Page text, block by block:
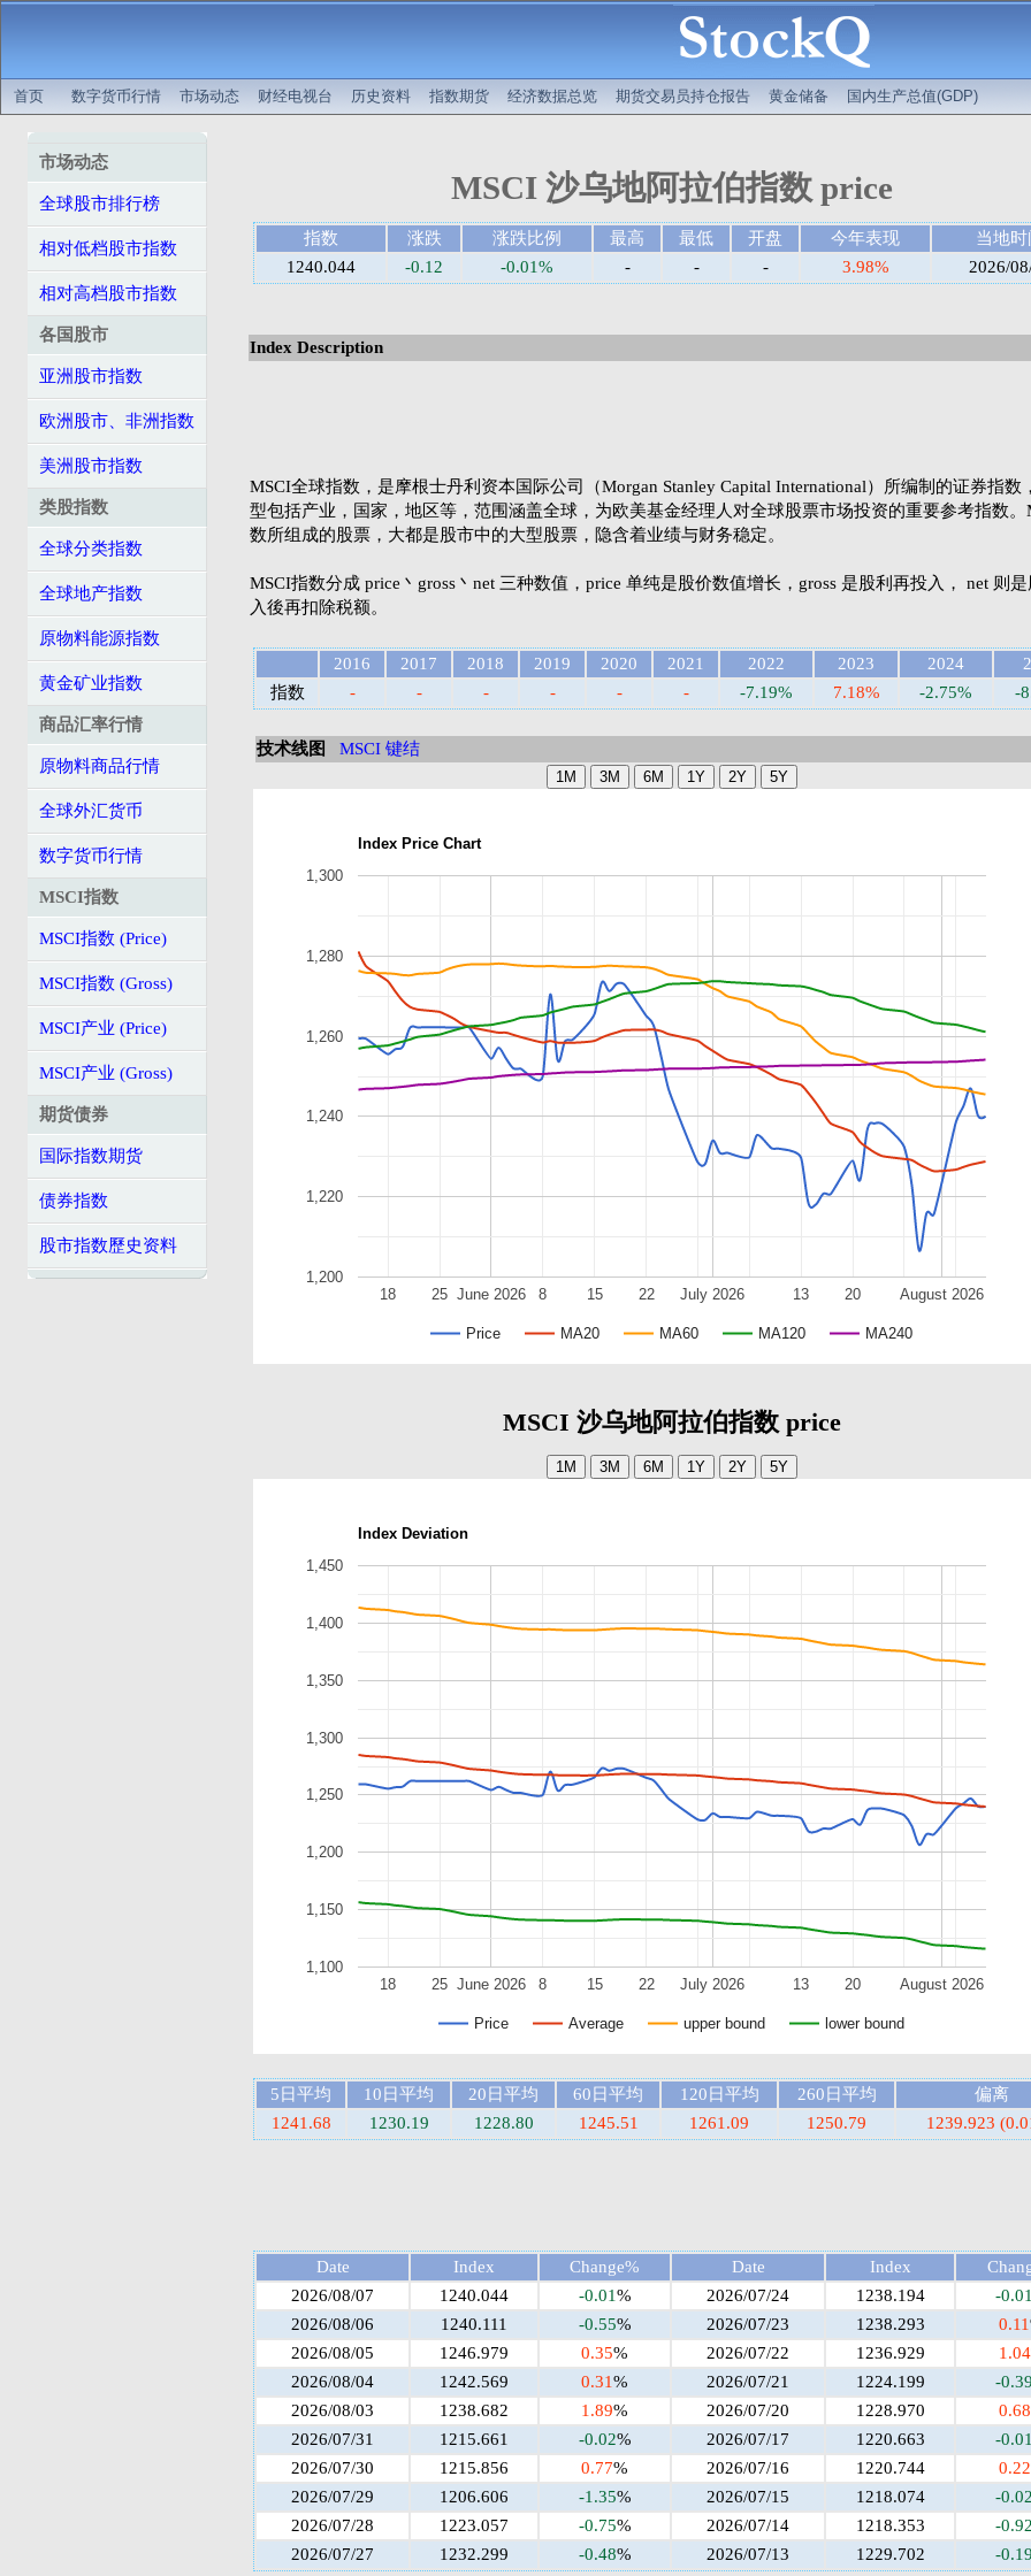
首页 数字货币行情 市场动态 财经电视台 历史资料 指数期货 经济数据总览 期货交易员持仓报告 黄金储备 国内生产总值(GDP)
市场动态
全球股市排行榜
相对低档股市指数
相对高档股市指数
各国股市
亚洲股市指数
欧洲股市、非洲指数
美洲股市指数
类股指数
全球分类指数
全球地产指数
原物料能源指数
黄金矿业指数
商品汇率行情
原物料商品行情
全球外汇货币
数字货币行情
MSCI指数
MSCI指数 (Price)
MSCI指数 (Gross)
MSCI产业 (Price)
MSCI产业 (Gross)
期货债券
国际指数期货
债券指数
股市指数歷史资料
MSCI 沙乌地阿拉伯指数 price
指数 涨跌 涨跌比例 最高 最低 开盘 今年表现
当地时
1240.044
-0.12 -0.01% - - - 3.98% 2026/
Index Description
MSCI全球指数，是摩根士丹利资本国际公司（Morgan Stanley Capital International）所编制的证券指数
型包括产业，国家，地区等，范围涵盖全球，为欧美基金经理人对全球股票市场投资的重要参考指数。
数所组成的股票，大都是股市中的大型股票，隐含着业绩与财务稳定。
MSCI指数分成 price丶gross丶net 三种数值，price 单纯是股价数值增长，gross 是股利再投入， net 则
入後再扣除税额。
2016 2017 2018 2019 2020 2021 2022 2023 2024
指数
- - - - - - -7.19% 7.18% -2.75% -
技术线图 MSCI 键结
Index Price Chart
Price MA20 MA60 MA120 MA240
June 2026 July 2026 August 2026
18 25 8 15 22 13 20
1,200
1,220
1,240
1,260
1,280
1,300
MSCI 沙乌地阿拉伯指数 price
Index Deviation
Price Average upper bound lower bound
June 2026 July 2026 August 2026
18 25 8 15 22 13 20
1,100
1,150
1,200
1,250
1,300
1,350
1,400
1,450
5日平均 10日平均 20日平均 60日平均 120日平均 260日平均
偏离
1241.68
1230.19 1228.80 1245.51 1261.09 1250.79 1239.923
Date Index Change% Date Index
2026/08/07
1240.044 -0.01% 2026/07/24 1238.194 -0.01
2026/08/06
1240.111 -0.55% 2026/07/23 1238.293 0.11
2026/08/05
1246.979 0.35% 2026/07/22 1236.929 1.04
2026/08/04
1242.569 0.31% 2026/07/21 1224.199 -0.39
2026/08/03
1238.682 1.89% 2026/07/20 1228.970 0.68
2026/07/31
1215.661 -0.02% 2026/07/17 1220.663 -0.01
2026/07/30
1215.856 0.77% 2026/07/16 1220.744 0.22
2026/07/29
1206.606 -1.35% 2026/07/15 1218.074 -0.02
2026/07/28
1223.057 -0.75% 2026/07/14 1218.353 -0.92
2026/07/27
1232.299 -0.48% 2026/07/13 1229.702 -0.19